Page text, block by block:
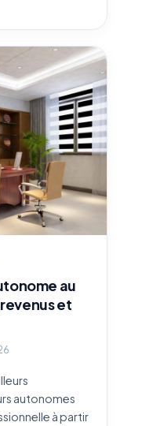
au
et
autonomes
à partir